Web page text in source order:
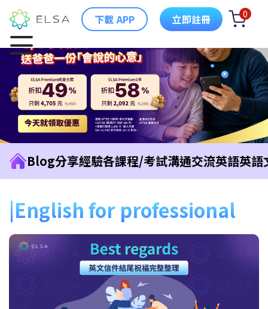
下載 APP 立即註冊 0
Blog分享經驗各課程/考試溝通交流英語英語
English for professional